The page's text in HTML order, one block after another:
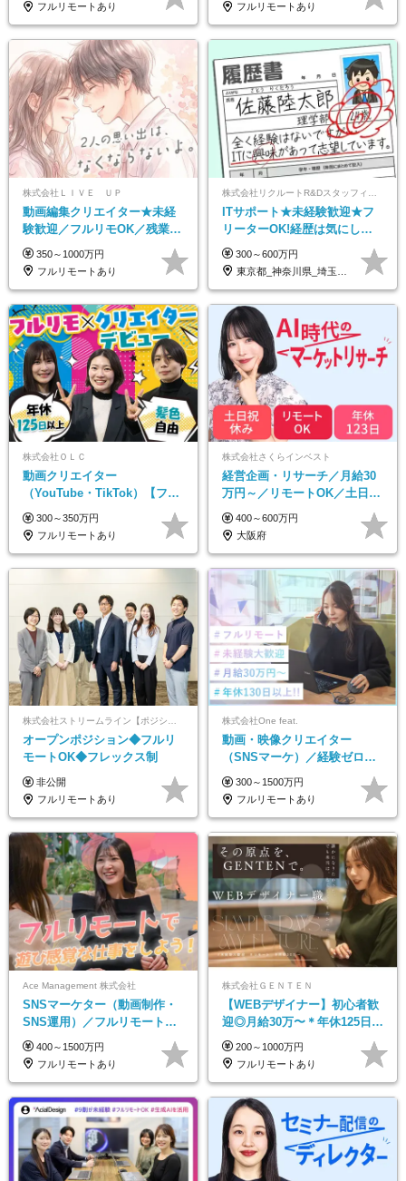
フルリモートあり フルリモートあり
株式会社ＬＩＶＥ ＵＰ
動画編集クリエイター★未経
験歓迎／フルリモOK／残業な
し／年間休日125日／髪・服・
ネイル自由／研修充実で安心
350～1000万円
フルリモートあり
ITサポート★未経験歓迎★フ
リーターOK!経歴は気にしな
くて大丈夫★超大手リクルー
トグループの正社員/sg
300～600万円
東京都_神奈川県_埼玉県_千葉県_大阪府…
株式会社ＯＬＣ
動画クリエイター
（YouTube・TikTok）【フレ
ックス/フルリモ】未経験OK
｜Web研修1年間｜副業OK
300～350万円
フルリモートあり
株式会社さくらインベスト
経営企画・リサーチ／月給30
万円～／リモートOK／土日祝
休み／生成AIを活用できる方
歓迎
400～600万円
大阪府
株式会社ストリームライン【ポジションマッチ登録】
オープンポジション◆フルリ
モートOK◆フレックス制
非公開
フルリモートあり
株式会社One feat.
動画・映像クリエイター
（SNSマーケ）／経験ゼロか
ら一流へ／フルリモートOK／
月給30万円～／年休130日以上
300～1500万円
フルリモートあり
Ace Management 株式会社
SNSマーケター（動画制作・
SNS運用）／フルリモートOK
／未経験歓迎【モットーは…
遊び感覚で仕事をする♪】
400～1500万円
フルリモートあり
株式会社ＧＥＮＴＥＮ
【WEBデザイナー】初⼼者歓
迎◎⽉給30万〜＊年休125⽇＊
在宅OK＆研修あり＊フレック
ス
200～1000万円
フルリモートあり